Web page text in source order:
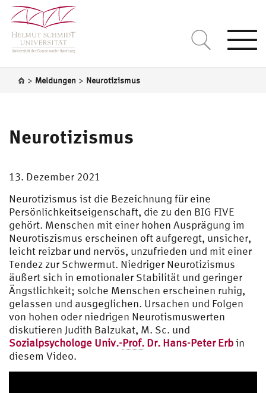
> Meldungen > Neurotizismus
Neurotizismus
13. Dezember 2021
Neurotizismus ist die Bezeichnung für eine
Persönlichkeitseigenschaft, die zu den BIG FIVE
gehört. Menschen mit einer hohen Ausprägung im
Neurotiszismus erscheinen oft aufgeregt, unsicher,
leicht reizbar und nervös, unzufrieden und mit einer
Tendez zur Schwermut. Niedriger Neurotizismus
äußert sich in emotionaler Stabilität und geringer
Ängstlichkeit; solche Menschen erscheinen ruhig,
gelassen und ausgeglichen. Ursachen und Folgen
von hohen oder niedrigen Neurotismuswerten
diskutieren Judith Balzukat, M. Sc. und
Sozialpsychologe Univ.-Prof. Dr. Hans-Peter Erbin
diesem Video.